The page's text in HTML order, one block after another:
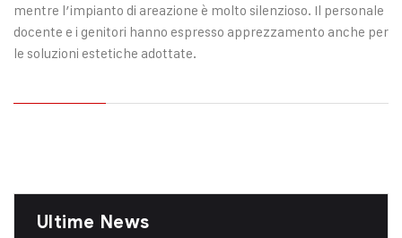
mentre l’impianto di areazione è molto silenzioso. Il personale
docente e i genitori hanno espresso apprezzamento anche per
le soluzioni estetiche adottate.
Ultime News